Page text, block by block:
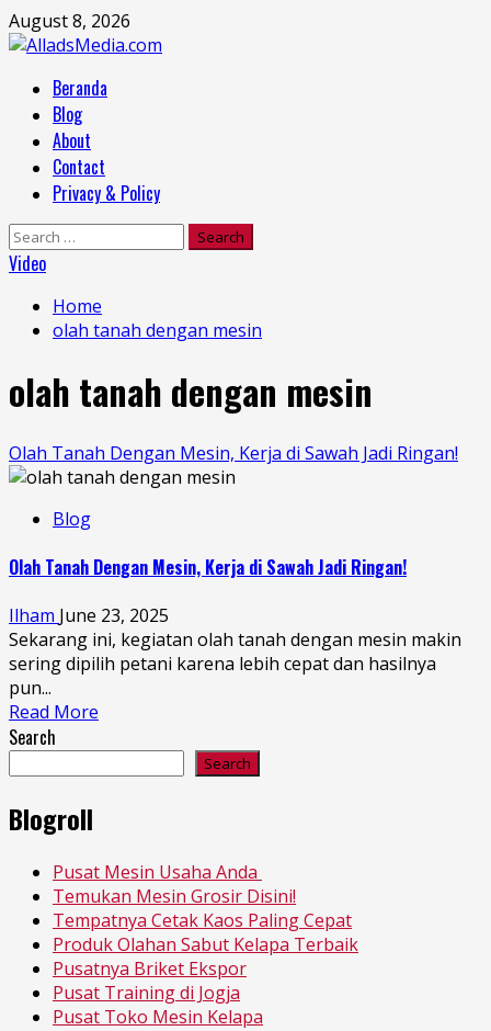
Skip
to
August 8, 2026
MenuBeranda
Blog
About
Contact
Privacy & Policy
Search
for:
Video
Home
olah tanah dengan mesin
olah tanah dengan mesin
Olah Tanah Dengan Mesin, Kerja di Sawah Jadi Ringan!
Blog
Olah Tanah Dengan Mesin, Kerja di Sawah Jadi Ringan!
Ilham June 23, 2025
Sekarang ini, kegiatan olah tanah dengan mesin makin
sering dipilih petani karena lebih cepat dan hasilnya
pun...
Read More
Search
Search
Blogroll
Pusat Mesin Usaha Anda
Temukan Mesin Grosir Disini!
Tempatnya Cetak Kaos Paling Cepat
Produk Olahan Sabut Kelapa Terbaik
Pusatnya Briket Ekspor
Pusat Training di Jogja
Pusat Toko Mesin Kelapa